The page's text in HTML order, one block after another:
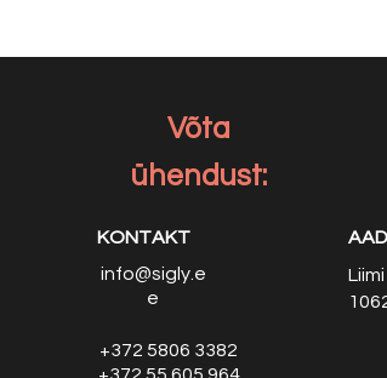
Võta
ühendust:
KONTAKT
info@sigly.e
e
+372 5806 3382